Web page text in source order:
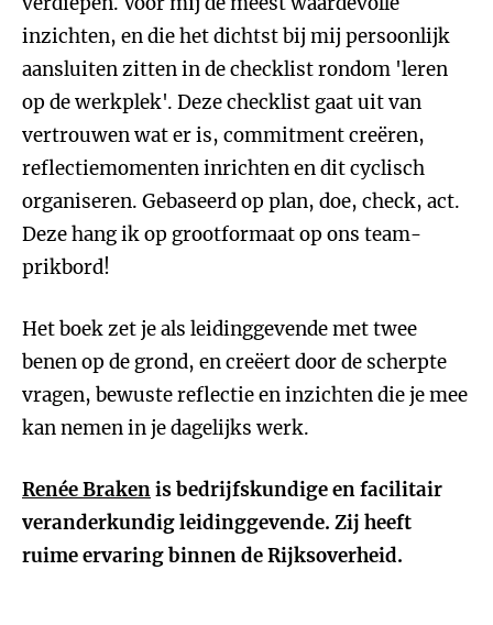
inzichten, en die het dichtst bij mij persoonlijk
aansluiten zitten in de checklist rondom 'leren
op de werkplek'. Deze checklist gaat uit van
vertrouwen wat er is, commitment creëren,
reflectiemomenten inrichten en dit cyclisch
organiseren. Gebaseerd op plan, doe, check, act.
Deze hang ik op grootformaat op ons team-
prikbord!
Het boek zet je als leidinggevende met twee
benen op de grond, en creëert door de scherpte
vragen, bewuste reflectie en inzichten die je mee
kan nemen in je dagelijks werk.
Renée Brakenis bedrijfskundige en facilitair
veranderkundig leidinggevende. Zij heeft
ruime ervaring binnen de Rijksoverheid.